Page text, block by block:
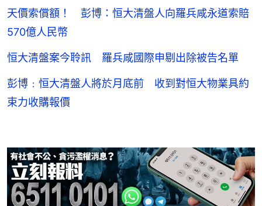
天價索償額！ 彭博：恒大清盤人向羅兵咸永道索賠
570億人民幣
恒大清盤案今聆訊 羅兵咸國際申剔出除被告名單
彭博﹕恒大清盤人將於月底前 收到對恒大物業具約
束力收購報價